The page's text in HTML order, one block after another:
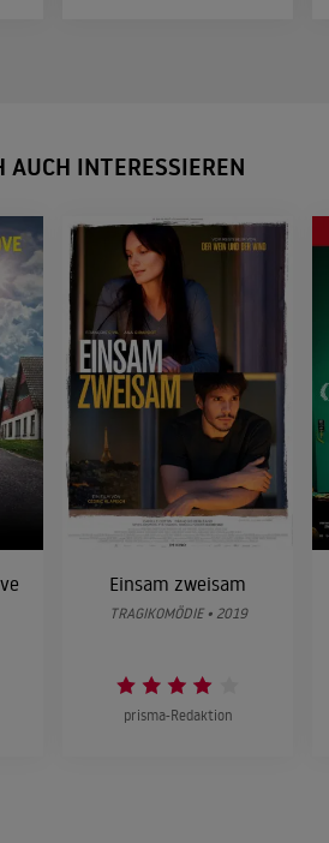
AUCH INTERESSIEREN
Einsam zweisam
TRAGIKOMÖDIE • 2019
prisma-Redaktion